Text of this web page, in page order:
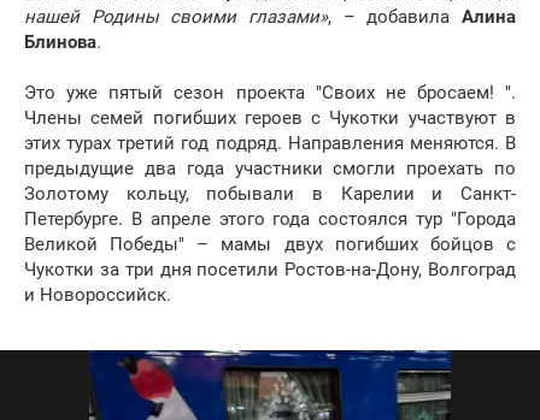
нашей Родины своими глазами», – добавила Алина
Блинова.
Это уже пятый сезон проекта "Своих не бросаем! ".
Члены семей погибших героев с Чукотки участвуют в
этих турах третий год подряд. Направления меняются. В
предыдущие два года участники смогли проехать по
Золотому кольцу, побывали в Карелии и Санкт-
Петербурге. В апреле этого года состоялся тур "Города
Великой Победы" – мамы двух погибших бойцов с
Чукотки за три дня посетили Ростов-на-Дону, Волгоград
и Новороссийск.